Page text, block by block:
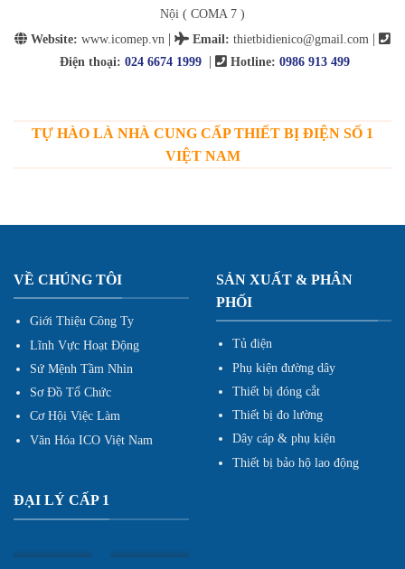
Nội ( COMA 7 )
Website: www.icomep.vn | Email: thietbidienico@gmail.com |
Điện thoại: 024 6674 1999 | Hotline: 0986 913 499
TỰ HÀO LÀ NHÀ CUNG CẤP THIẾT BỊ ĐIỆN SỐ 1
VIỆT NAM
VỀ CHÚNG TÔI
Giới Thiệu Công Ty
Lĩnh Vực Hoạt Động
Sứ Mệnh Tầm Nhìn
Sơ Đồ Tổ Chức
Cơ Hội Việc Làm
Văn Hóa ICO Việt Nam
SẢN XUẤT & PHÂN
PHỐI
Tủ điện
Phụ kiện đường dây
Thiết bị đóng cắt
Thiết bị đo lường
Dây cáp & phụ kiện
Thiết bị bảo hộ lao động
ĐẠI LÝ CẤP 1